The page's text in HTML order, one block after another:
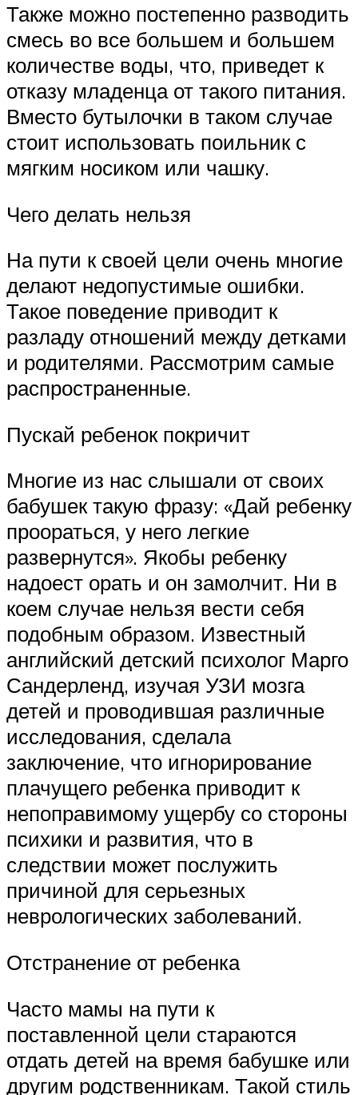
Также можно постепенно разводить
смесь во все большем и большем
количестве воды, что, приведет к
отказу младенца от такого питания.
Вместо бутылочки в таком случае
стоит использовать поильник с
мягким носиком или чашку.
Чего делать нельзя
На пути к своей цели очень многие
делают недопустимые ошибки.
Такое поведение приводит к
разладу отношений между детками
и родителями. Рассмотрим самые
распространенные.
Пускай ребенок покричит
Многие из нас слышали от своих
бабушек такую фразу: «Дай ребенку
проораться, у него легкие
развернутся». Якобы ребенку
надоест орать и он замолчит. Ни в
коем случае нельзя вести себя
подобным образом. Известный
английский детский психолог Марго
Сандерленд, изучая УЗИ мозга
детей и проводившая различные
исследования, сделала
заключение, что игнорирование
плачущего ребенка приводит к
непоправимому ущербу со стороны
психики и развития, что в
следствии может послужить
причиной для серьезных
неврологических заболеваний.
Отстранение от ребенка
Часто мамы на пути к
поставленной цели стараются
отдать детей на время бабушке или
другим родственникам. Такой стиль